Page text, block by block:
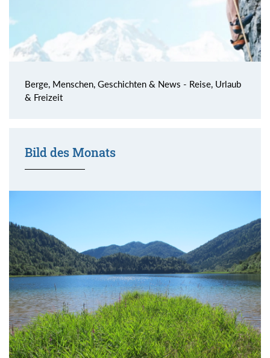
Berge, Menschen, Geschichten & News - Reise, Urlaub
& Freizeit
Bild des Monats